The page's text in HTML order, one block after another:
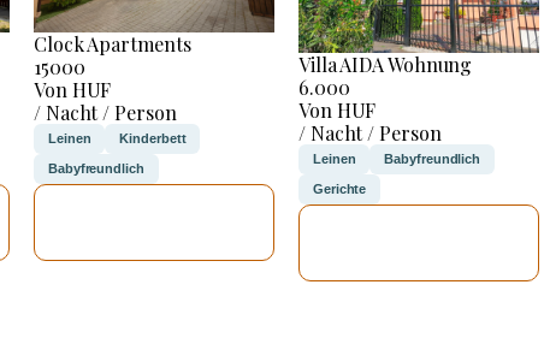
Clock Apartments
15000
Von HUF
/ Nacht / Person
Leinen Kinderbett
Babyfreundlich
Villa AIDA Wohnung
6.000
Von HUF
/ Nacht / Person
Leinen Babyfreundlich
Gerichte